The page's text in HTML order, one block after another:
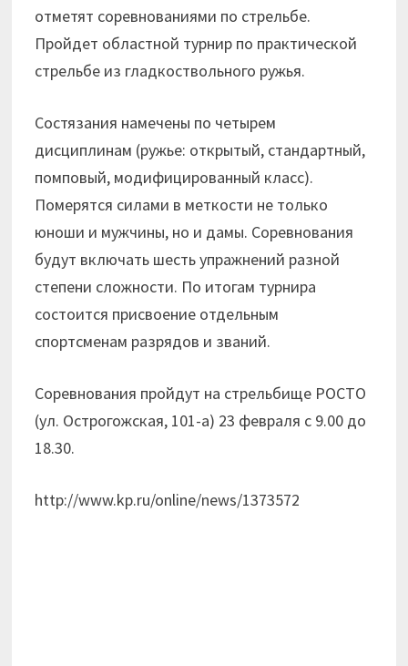
отметят соревнованиями по стрельбе.
Пройдет областной турнир по практической
стрельбе из гладкоствольного ружья.
Состязания намечены по четырем
дисциплинам (ружье: открытый, стандартный,
помповый, модифицированный класс).
Померятся силами в меткости не только
юноши и мужчины, но и дамы. Соревнования
будут включать шесть упражнений разной
степени сложности. По итогам турнира
состоится присвоение отдельным
спортсменам разрядов и званий.
Соревнования пройдут на стрельбище РОСТО
(ул. Острогожская, 101-а) 23 февраля с 9.00 до
18.30.
http://www.kp.ru/online/news/1373572